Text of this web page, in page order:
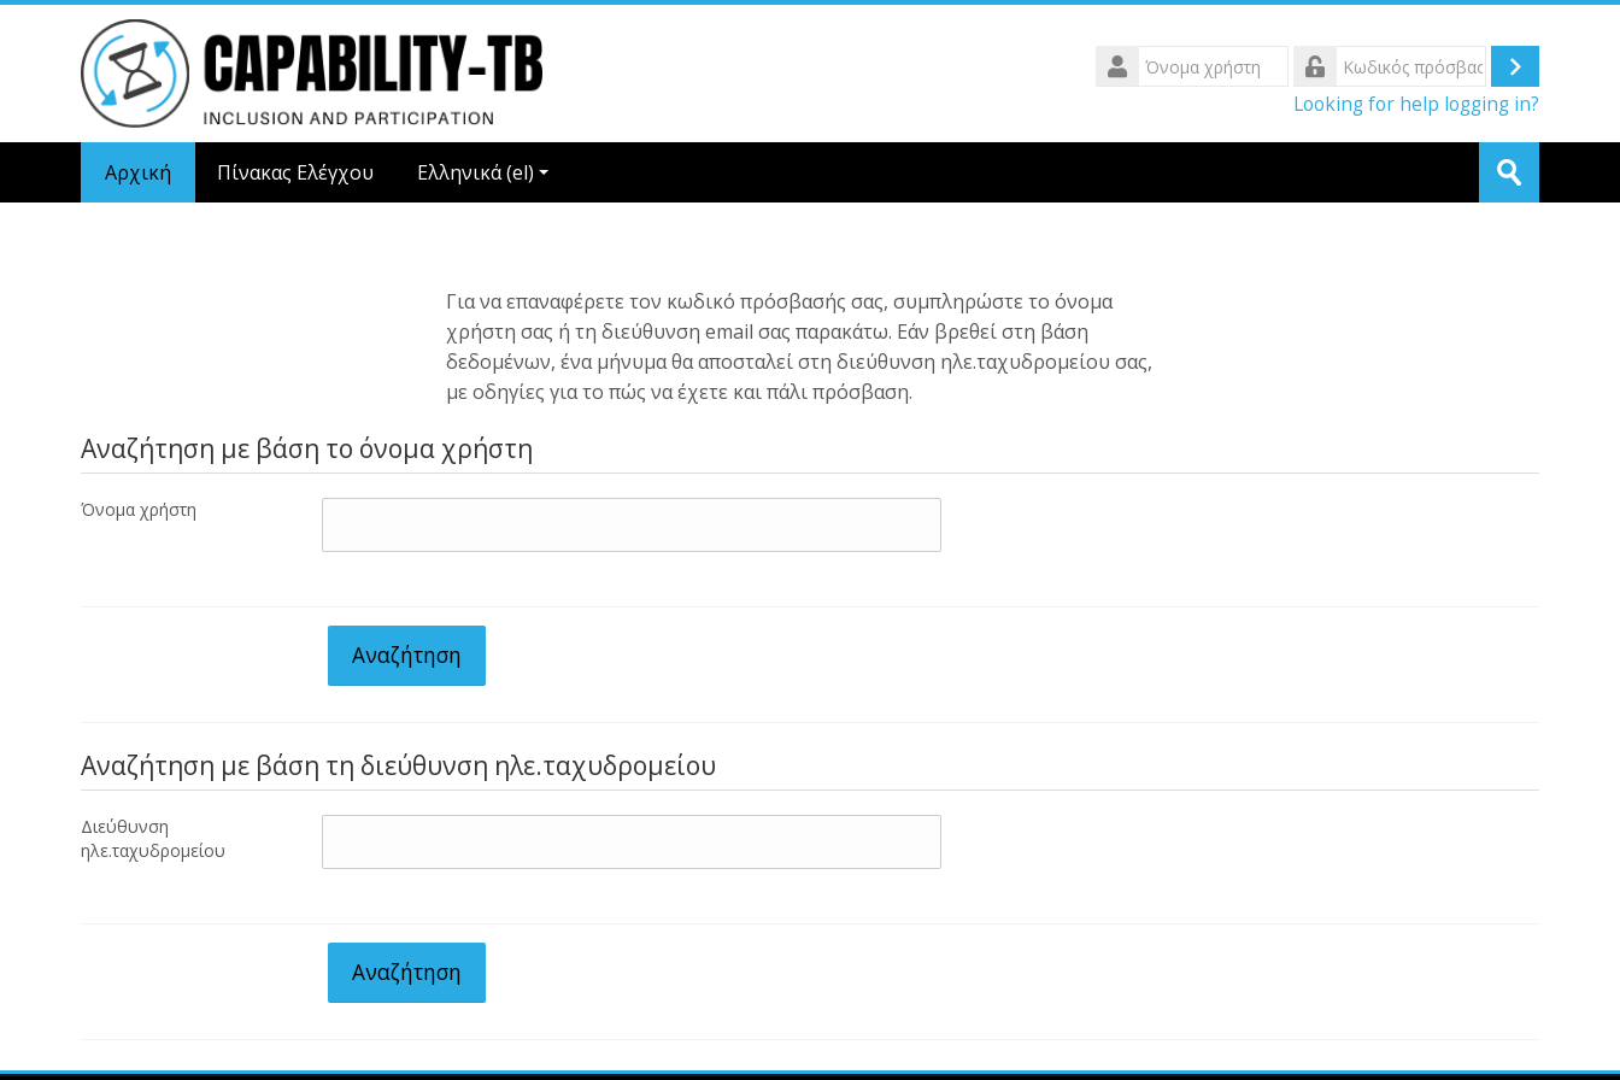
Μετάβαση
κεντρικό
περιεχόμενο
Όνομα
χρήστη
Σύνδεση
Looking for help logging in?
Αρχική Πίνακας Ελέγχου Ελληνικά ‎(el)‎ Υποβολή
Για να επαναφέρετε τον κωδικό πρόσβασής σας, συμπληρώστε το όνομα
χρήστη σας ή τη διεύθυνση email σας παρακάτω. Εάν βρεθεί στη βάση
δεδομένων, ένα μήνυμα θα αποσταλεί στη διεύθυνση ηλε.ταχυδρομείου σας,
με οδηγίες για το πώς να έχετε και πάλι πρόσβαση.
Αναζήτηση με βάση το όνομα χρήστη
Όνομα χρήστη
Αναζήτηση με βάση τη διεύθυνση ηλε.ταχυδρομείου
Διεύθυνση
ηλε.ταχυδρομείου